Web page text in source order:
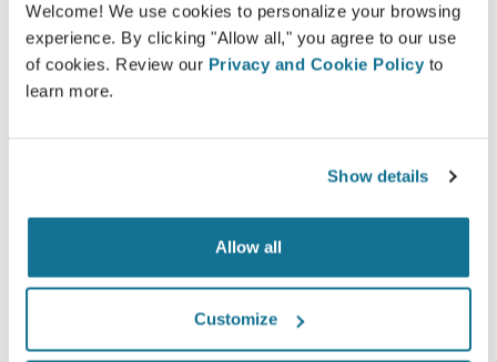
Welcome! We use cookies to personalize your browsing
experience. By clicking "Allow all," you agree to our use
of cookies. Review our Privacy and Cookie Policy to
learn more.
Show details
Allow all
Customize
Vedi il tuo nuovo tu ORA!
Facile e sicuro
Crisalix si impegna a proteggere sempre la tua
privacy. I nostri server sono totalmente criptati e
le tue informazioni rese sicure e protette.